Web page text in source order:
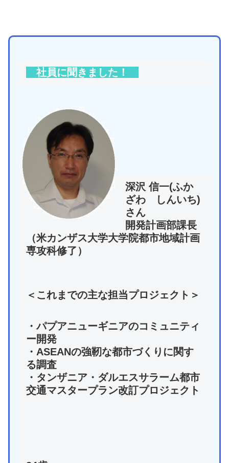
社員に聞きました！
深沢 信一(ふか
ざわ しんいち)
さん
開発計画部課長
（米カンザス大学大学院都市地域計画
専攻科修了）
＜これまでの主な担当プロジェクト＞
・パプアニューギニアのコミュニティ
ー開発
・ASEANの強靭な都市づくりに関す
る調査
・タンザニア・ダルエスサラーム都市
交通マスタープラン改訂プロジェクト